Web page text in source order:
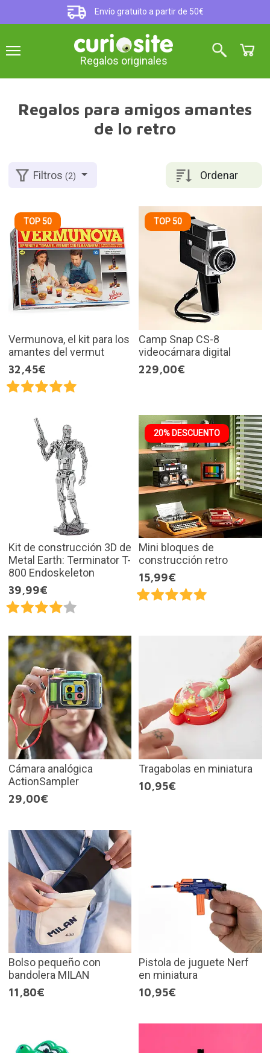
Envío gratuito a partir de 50€
Regalos originales
Regalos para amigos amantes
de lo retro
Ordenar
Filtros(2)
TOP 50
Vermunova, el kit para los
amantes del vermut
32,45€
TOP 50
Camp Snap CS-8
videocámara digital
229,00€
Kit de construcción 3D de
Metal Earth: Terminator T-
800 Endoskeleton
39,99€
20% DESCUENTO
Mini bloques de
construcción retro
15,99€
Cámara analógica
ActionSampler
29,00€
Tragabolas en miniatura
10,95€
Bolso pequeño con
bandolera MILAN
11,80€
Pistola de juguete Nerf
en miniatura
10,95€